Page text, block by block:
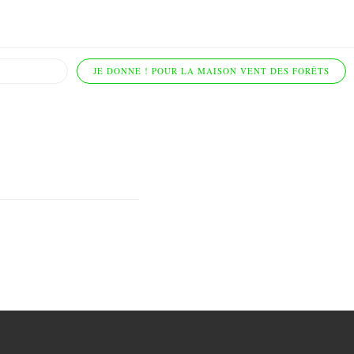
JE DONNE ! POUR LA MAISON VENT DES FORÊTS